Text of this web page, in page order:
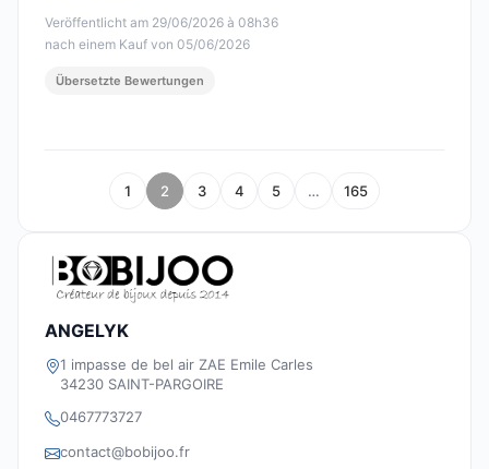
Veröffentlicht am 29/06/2026 à 08h36
nach einem Kauf von 05/06/2026
Übersetzte Bewertungen
1 2 3 4 5 … 165
ANGELYK
1 impasse de bel air ZAE Emile Carles
34230 SAINT-PARGOIRE
0467773727
contact@bobijoo.fr